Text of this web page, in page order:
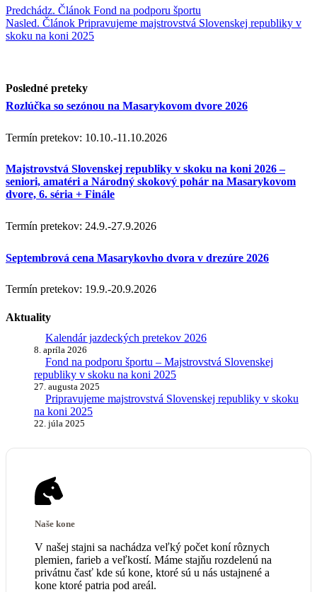
Predchádz. Článok Fond na podporu športu
Nasled. Článok Pripravujeme majstrovstvá Slovenskej republiky v
skoku na koni 2025
Posledné preteky
Rozlúčka so sezónou na Masarykovom dvore 2026
Termín pretekov: 10.10.-11.10.2026
Majstrovstvá Slovenskej republiky v skoku na koni 2026 –
seniori, amatéri a Národný skokový pohár na Masarykovom
dvore, 6. séria + Finále
Termín pretekov: 24.9.-27.9.2026
Septembrová cena Masarykovho dvora v drezúre 2026
Termín pretekov: 19.9.-20.9.2026
Aktuality
Kalendár jazdeckých pretekov 2026
8. apríla 2026
Fond na podporu športu – Majstrovstvá Slovenskej
republiky v skoku na koni 2025
27. augusta 2025
Pripravujeme majstrovstvá Slovenskej republiky v skoku
na koni 2025
22. júla 2025
Naše kone
V našej stajni sa nachádza veľký počet koní rôznych
plemien, farieb a veľkostí. Máme stajňu rozdelenú na
privátnu časť kde sú kone, ktoré sú u nás ustajnené a
kone ktoré patria pod areál.